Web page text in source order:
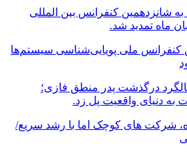
شانزدهمین کنفرانس بین المللی
کنفرانس ملی پویایی‌شناسی سیستم‌ها
درگذشت پدر منطق فازی؛
به دنیای واقعیت پل زد.
شرکت های کوچک اما با رشد سریع/